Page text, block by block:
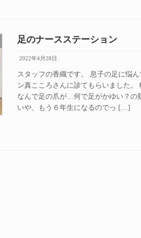
足のナースステーション
2022年4月28日
スタッフの香織です。 息子の足に悩
ン真こころさんに診てもらいました。
なんで足の爪が…何で足がかゆい？の
いや、もう６年生になるのでっ […]